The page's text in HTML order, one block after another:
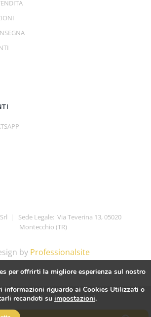
| Sede Legale: Via Teverina 13, 05020
Montecchio (TR)
by Professionalsite
per offrirti la migliore esperienza sul nostro
informazioni riguardo ai Cookies Utilizzati o
recandoti su impostazioni.